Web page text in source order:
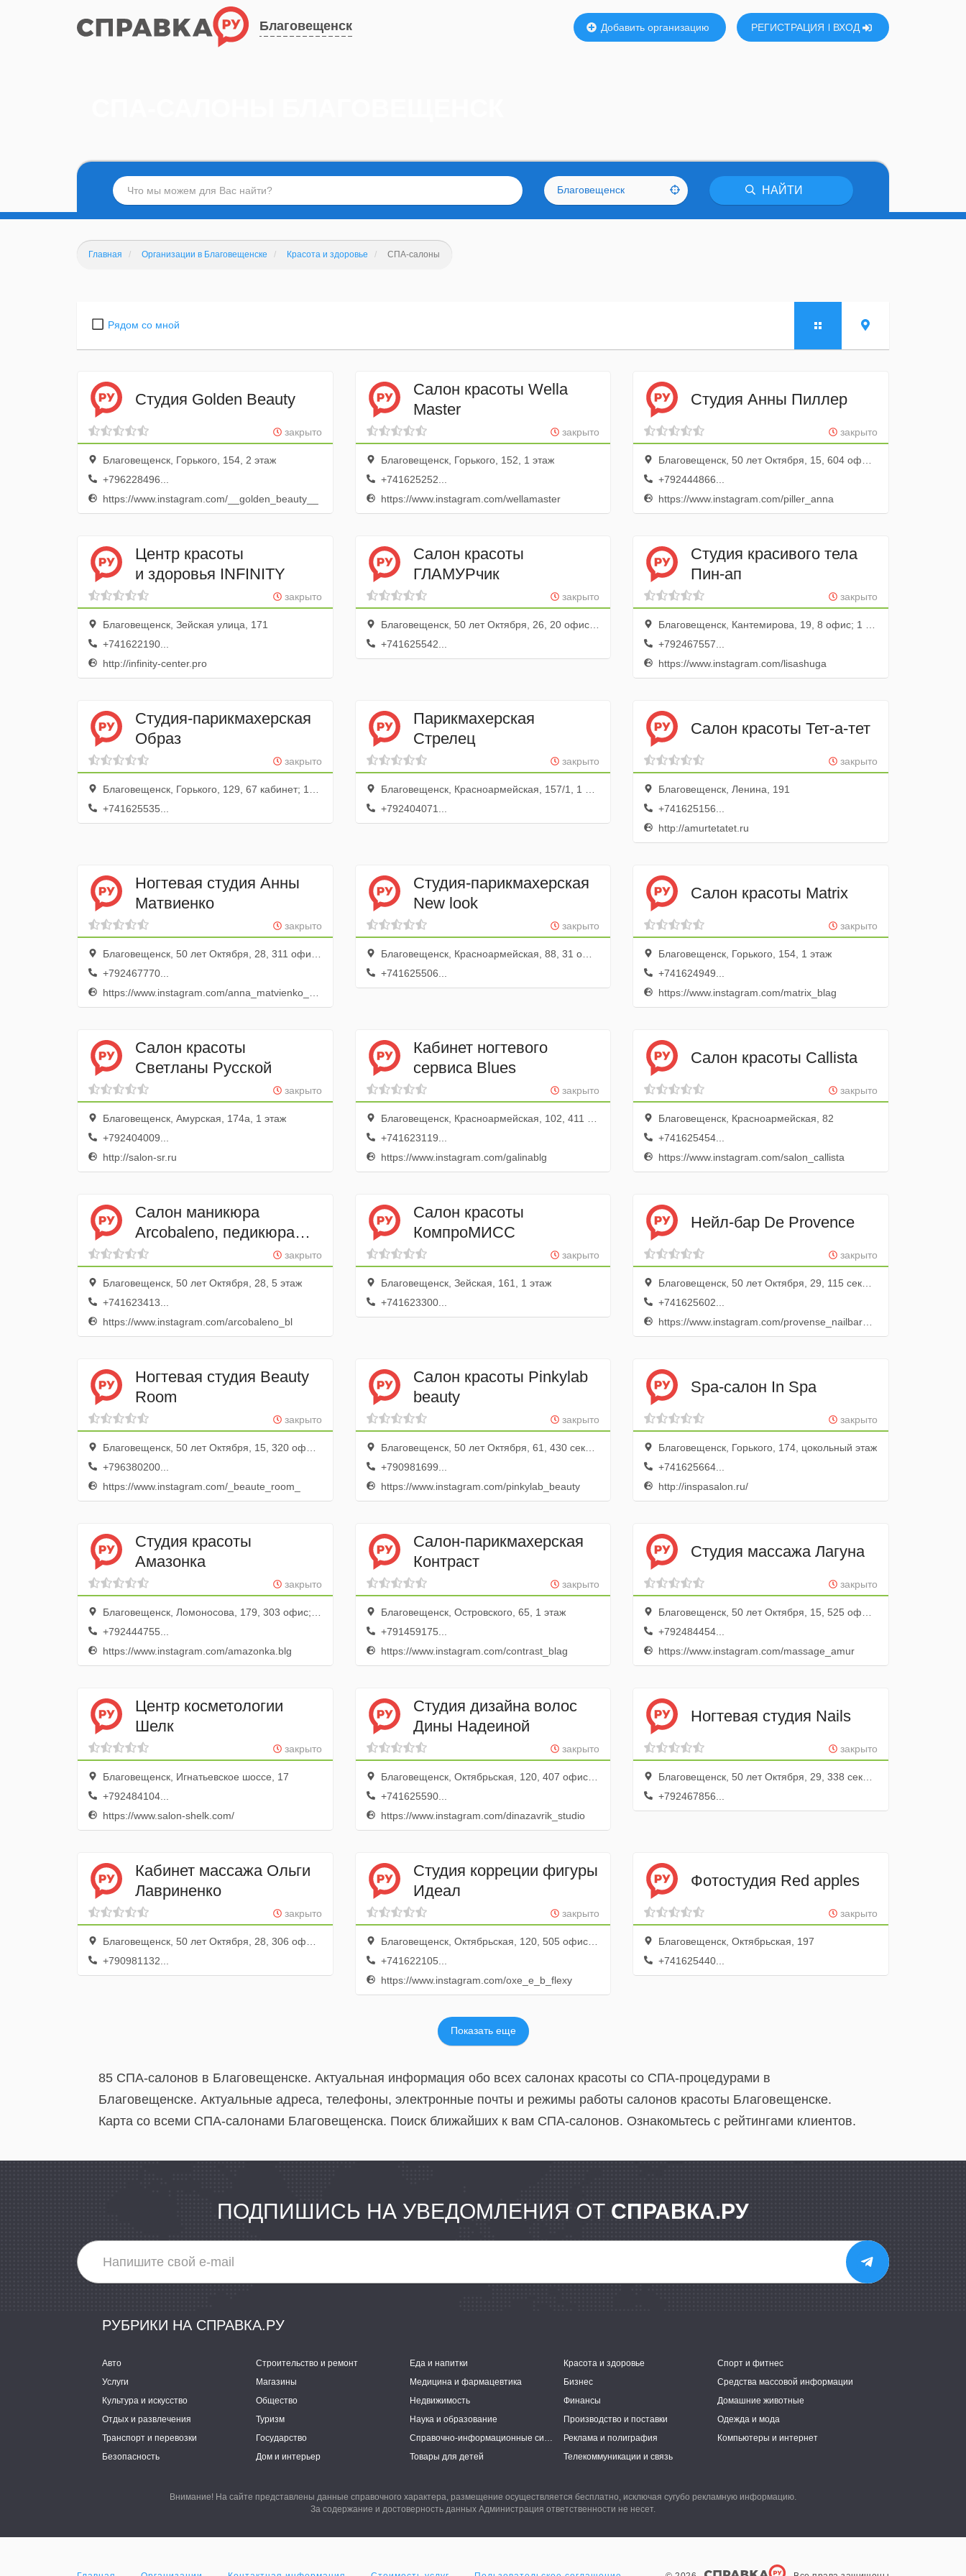
Благовещенск Добавить организацию РЕГИСТРАЦИЯ ВХОД
Благовещенск НАЙТИ
Главная Организации в Благовещенске Красота и здоровье СПА-салоны
Рядом со мной
Студия Golden Beauty
закрыто
Благовещенск, Горького, 154, 2 этаж
+796228496...
https://www.instagram.com/__golden_beauty__
Салон красоты Wella
Master
закрыто
Благовещенск, Горького, 152, 1 этаж
+741625252...
https://www.instagram.com/wellamaster
Студия Анны Пиллер
закрыто
Благовещенск, 50 лет Октября, 15, 604 офис; 6 этаж
+792444866...
https://www.instagram.com/piller_anna
Центр красоты
и здоровья INFINITY
закрыто
Благовещенск, Зейская улица, 171
+741622190...
http://infinity-center.pro
Салон красоты
ГЛАМУРчик
закрыто
Благовещенск, 50 лет Октября, 26, 20 офис; 3 этаж
+741625542...
Студия красивого тела
Пин-ап
закрыто
Благовещенск, Кантемирова, 19, 8 офис; 1 этаж
+792467557...
https://www.instagram.com/lisashuga
Студия-парикмахерская
Образ
закрыто
Благовещенск, Горького, 129, 67 кабинет; 1 этаж
+741625535...
Парикмахерская
Стрелец
закрыто
Благовещенск, Красноармейская, 157/1, 1 этаж
+792404071...
Салон красоты Тет-а-тет
закрыто
Благовещенск, Ленина, 191
+741625156...
http://amurtetatet.ru
Ногтевая студия Анны
Матвиенко
закрыто
Благовещенск, 50 лет Октября, 28, 311 офис; 3 этаж
+792467770...
https://www.instagram.com/anna_matvienko_nails
Студия-парикмахерская
New look
закрыто
Благовещенск, Красноармейская, 88, 31 офис; 3 этаж
+741625506...
Салон красоты Matrix
закрыто
Благовещенск, Горького, 154, 1 этаж
+741624949...
https://www.instagram.com/matrix_blag
Салон красоты
Светланы Русской
закрыто
Благовещенск, Амурская, 174а, 1 этаж
+792404009...
http://salon-sr.ru
Кабинет ногтевого
сервиса Blues
закрыто
Благовещенск, Красноармейская, 102, 411 секция; 4 этаж
+741623119...
https://www.instagram.com/galinablg
Салон красоты Callista
закрыто
Благовещенск, Красноармейская, 82
+741625454...
https://www.instagram.com/salon_callista
Салон маникюра
Arcobaleno, педикюра
и депиляции
закрыто
Благовещенск, 50 лет Октября, 28, 5 этаж
+741623413...
https://www.instagram.com/arcobaleno_bl
Салон красоты
КомпроМИСС
закрыто
Благовещенск, Зейская, 161, 1 этаж
+741623300...
Нейл-бар De Provence
закрыто
Благовещенск, 50 лет Октября, 29, 115 секция; 1 этаж
+741625602...
https://www.instagram.com/provense_nailbar_blg
Ногтевая студия Beauty
Room
закрыто
Благовещенск, 50 лет Октября, 15, 320 офис; 3 этаж
+796380200...
https://www.instagram.com/_beaute_room_
Cалон красоты Pinkylab
beauty
закрыто
Благовещенск, 50 лет Октября, 61, 430 секция; 4 этаж
+790981699...
https://www.instagram.com/pinkylab_beauty
Spa-салон In Spa
закрыто
Благовещенск, Горького, 174, цокольный этаж
+741625664...
http://inspasalon.ru/
Студия красоты
Амазонка
закрыто
Благовещенск, Ломоносова, 179, 303 офис; 3 этаж
+792444755...
https://www.instagram.com/amazonka.blg
Салон-парикмахерская
Контраст
закрыто
Благовещенск, Островского, 65, 1 этаж
+791459175...
https://www.instagram.com/contrast_blag
Студия массажа Лагуна
закрыто
Благовещенск, 50 лет Октября, 15, 525 офис; 5 этаж
+792484454...
https://www.instagram.com/massage_amur
Центр косметологии
Шелк
закрыто
Благовещенск, Игнатьевское шоссе, 17
+792484104...
https://www.salon-shelk.com/
Cтудия дизайна волос
Дины Надеиной
закрыто
Благовещенск, Октябрьская, 120, 407 офис; 4 этаж
+741625590...
https://www.instagram.com/dinazavrik_studio
Ногтевая студия Nails
закрыто
Благовещенск, 50 лет Октября, 29, 338 секция; 3 этаж
+792467856...
Кабинет массажа Ольги
Лавриненко
закрыто
Благовещенск, 50 лет Октября, 28, 306 офис; 3 этаж
+790981132...
Студия корреции фигуры
Идеал
закрыто
Благовещенск, Октябрьская, 120, 505 офис; 5 этаж
+741622105...
https://www.instagram.com/oxe_e_b_flexy
Фотостудия Red apples
закрыто
Благовещенск, Октябрьская, 197
+741625440...
Показать еще
85 СПА-салонов в Благовещенске. Актуальная информация обо всех салонах красоты со СПА-процедурами в
Благовещенске. Актуальные адреса, телефоны, электронные почты и режимы работы салонов красоты Благовещенске.
Карта со всеми СПА-салонами Благовещенска. Поиск ближайших к вам СПА-салонов. Ознакомьтесь с рейтингами клиентов.
ПОДПИШИСЬ НА УВЕДОМЛЕНИЯ ОТ СПРАВКА.РУ
РУБРИКИ НА СПРАВКА.РУ
Авто Строительство и ремонт Еда и напитки Красота и здоровье
Спорт и фитнес
Услуги
Магазины Медицина и фармацевтика Бизнес
Средства массовой информации
Культура и искусство
Общество Недвижимость Финансы
Домашние животные
Отдых и развлечения
Туризм Наука и образование Производство и поставки
Одежда и мода
Транспорт и перевозки
Государство Справочно-информационные системы Реклама и полиграфия
Компьютеры и интернет
Безопасность
Дом и интерьер Товары для детей Телекоммуникации и связь
Внимание! На сайте представлены данные справочного характера, размещение осуществляется бесплатно, исключая сугубо рекламную информацию.
За содержание и достоверность данных Администрация ответственности не несет.